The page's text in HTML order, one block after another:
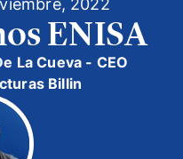
2022
ENISA
La Cueva - CEO
Billin